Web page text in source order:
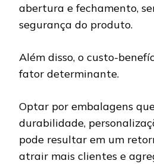
abertura e fechamento,
segurança do produto.
Além disso, o custo-
fator determinante.
Optar por embalagens
durabilidade,
pode resultar em um
atrair mais clientes e